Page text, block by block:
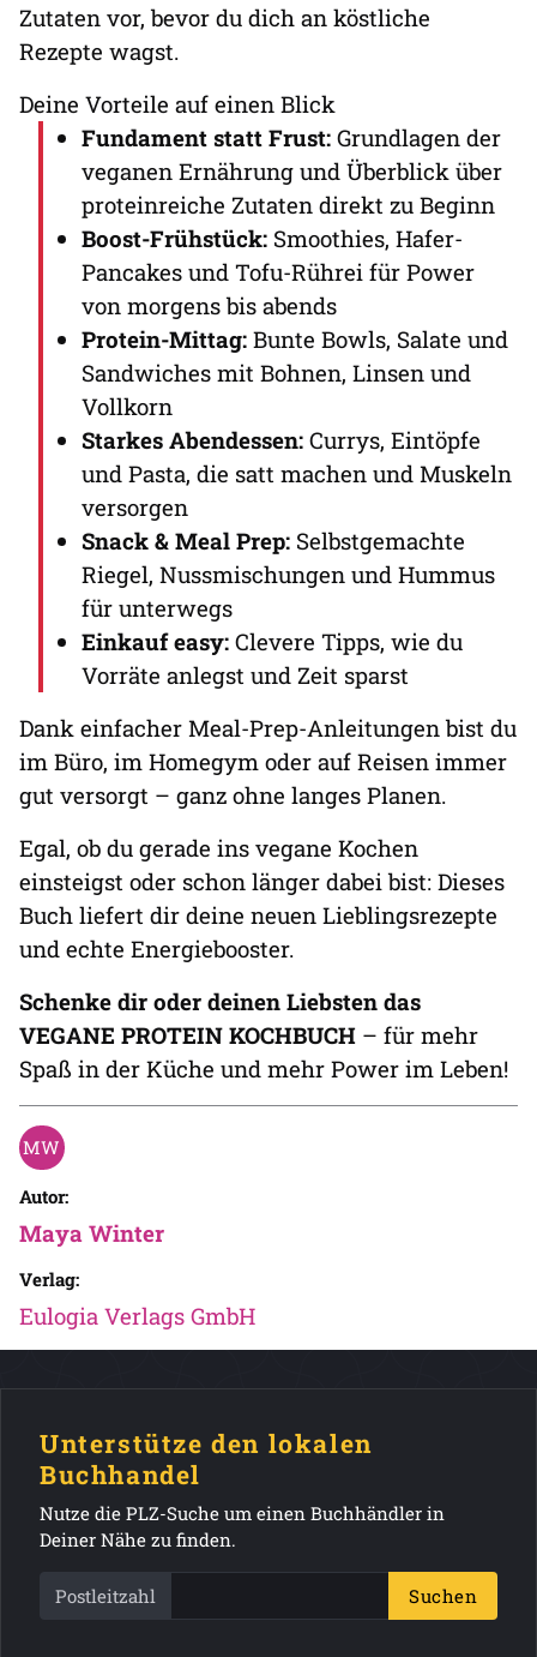
Zutaten vor, bevor du dich an köstliche
Rezepte wagst.
Deine Vorteile auf einen Blick
Fundament statt Frust: Grundlagen der
veganen Ernährung und Überblick über
proteinreiche Zutaten direkt zu Beginn
Boost-Frühstück: Smoothies, Hafer-
Pancakes und Tofu-Rührei für Power
von morgens bis abends
Protein-Mittag: Bunte Bowls, Salate und
Sandwiches mit Bohnen, Linsen und
Vollkorn
Starkes Abendessen: Currys, Eintöpfe
und Pasta, die satt machen und Muskeln
versorgen
Snack & Meal Prep: Selbstgemachte
Riegel, Nussmischungen und Hummus
für unterwegs
Einkauf easy: Clevere Tipps, wie du
Vorräte anlegst und Zeit sparst
Dank einfacher Meal-Prep-Anleitungen bist du
im Büro, im Homegym oder auf Reisen immer
gut versorgt – ganz ohne langes Planen.
Egal, ob du gerade ins vegane Kochen
einsteigst oder schon länger dabei bist: Dieses
Buch liefert dir deine neuen Lieblingsrezepte
und echte Energiebooster.
Schenke dir oder deinen Liebsten das
VEGANE PROTEIN KOCHBUCH – für mehr
Spaß in der Küche und mehr Power im Leben!
Autor:
Maya Winter
Verlag:
Eulogia Verlags GmbH
Unterstütze den lokalen
Buchhandel
Nutze die PLZ-Suche um einen Buchhändler in
Deiner Nähe zu finden.
Postleitzahl Suchen